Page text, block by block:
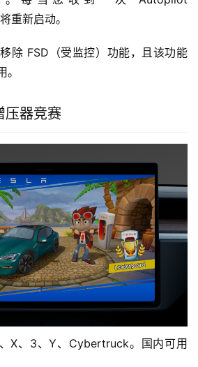
重新启动。
除 FSD（受监控）功能，且该功能
压器竞赛
X、3、Y、Cybertruck。国内可用